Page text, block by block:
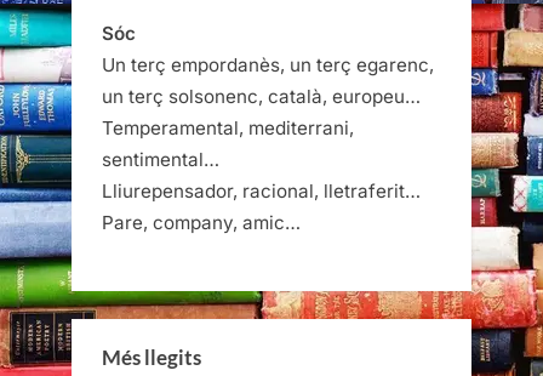
Sóc
Un terç empordanès, un terç egarenc,
un terç solsonenc, català, europeu…
Temperamental, mediterrani,
sentimental…
Lliurepensador, racional, lletraferit…
Pare, company, amic…
Més llegits